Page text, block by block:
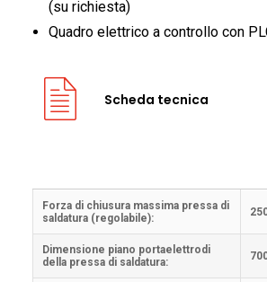
(su richiesta)
Quadro elettrico a controllo con
Scheda tecnica
Forza di chiusura massima pressa di
saldatura (regolabile):
Dimensione piano portaelettrodi
della pressa di saldatura: